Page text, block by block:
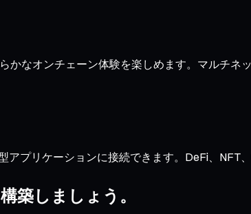
かなオンチェーン体験を楽しめます。マルチ
アプリケーションに接続できます。DeFi、
築しましょう。